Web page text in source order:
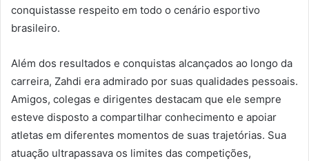
conquistasse respeito em todo o cenário esportivo
brasileiro.
Além dos resultados e conquistas alcançados ao longo da
carreira, Zahdi era admirado por suas qualidades pessoais.
Amigos, colegas e dirigentes destacam que ele sempre
esteve disposto a compartilhar conhecimento e apoiar
atletas em diferentes momentos de suas trajetórias. Sua
atuação ultrapassava os limites das competições,